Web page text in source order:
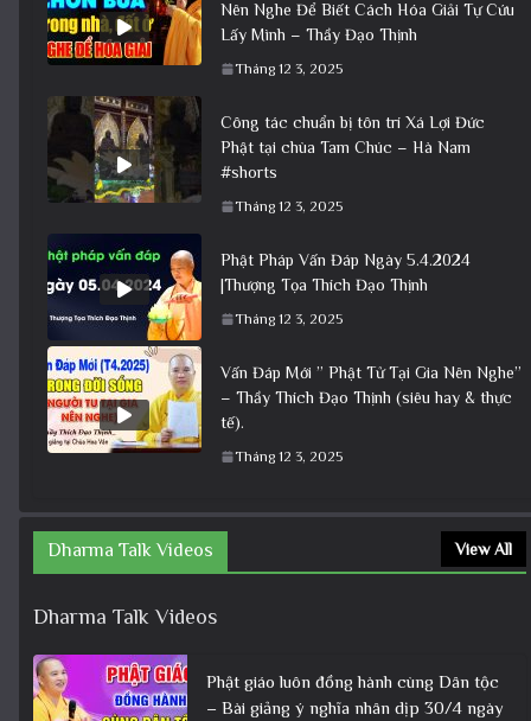
Nên Nghe Để Biết Cách Hóa Giải Tự Cứu
Lấy Mình – Thầy Đạo Thịnh
Tháng 12 3, 2025
Công tác chuẩn bị tôn trí Xá Lợi Đức
Phật tại chùa Tam Chúc – Hà Nam
#shorts
Tháng 12 3, 2025
Phật Pháp Vấn Đáp Ngày 5.4.2024
|Thượng Tọa Thích Đạo Thịnh
Tháng 12 3, 2025
Vấn Đáp Mới ” Phật Tử Tại Gia Nên Nghe”
– Thầy Thích Đạo Thịnh (siêu hay & thực
tế).
Tháng 12 3, 2025
Dharma Talk Videos View All
Dharma Talk Videos
Phật giáo luôn đồng hành cùng Dân tộc
– Bài giảng ý nghĩa nhân dịp 30/4 ngày